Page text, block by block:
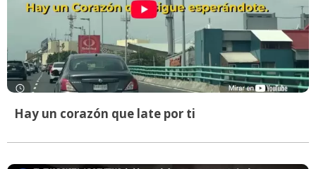
Hay un corazón que late por ti